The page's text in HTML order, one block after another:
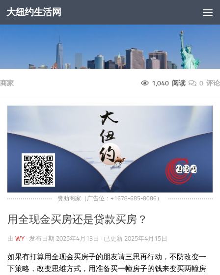
跳至内容
大纽约生活网
商家 1,040 阅读 0 评论
赞助商家（广告位：+1678-685-8086）
用全现金买房还是贷款买房？
由 WY · 发布日期 2025年4月13日 · 已更新 2025年4月15日
如果有打算用全现金买房子的朋友请三思再行动，不防改变一
下策略，改变思维方式，用准备买一幢房子的钱来变买两幢房